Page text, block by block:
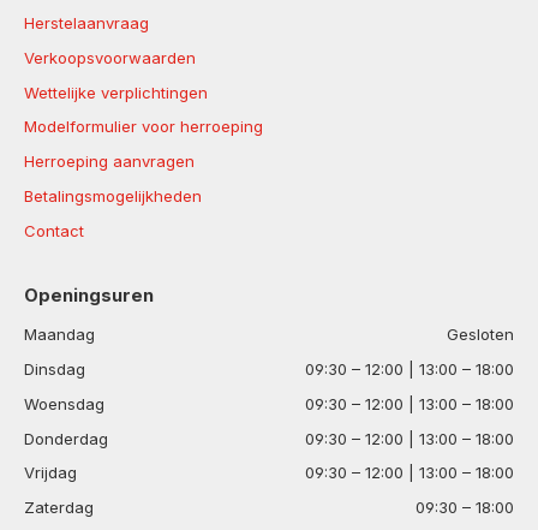
Herstelaanvraag
Verkoopsvoorwaarden
Wettelijke verplichtingen
Modelformulier voor herroeping
Herroeping aanvragen
Betalingsmogelijkheden
Contact
Openingsuren
Maandag
Gesloten
Dinsdag
09:30 – 12:00 | 13:00 – 18:00
Woensdag
09:30 – 12:00 | 13:00 – 18:00
Donderdag
09:30 – 12:00 | 13:00 – 18:00
Vrijdag
09:30 – 12:00 | 13:00 – 18:00
Zaterdag
09:30 – 18:00